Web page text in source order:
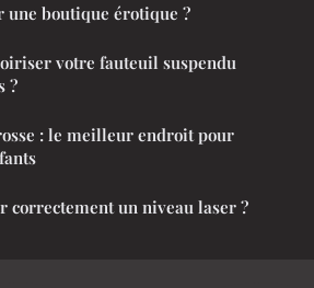
une boutique érotique ?
votre fauteuil suspendu
?
: le meilleur endroit pour
correctement un niveau laser ?